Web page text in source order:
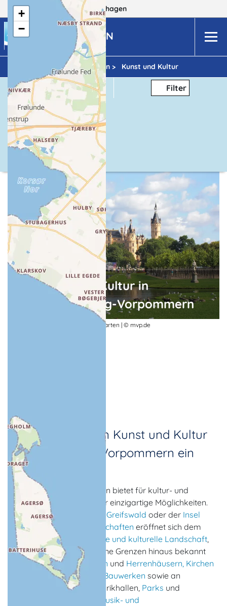
Dein Reiseziel: MV Boltenhagen
BOLTENHAGEN
Urlaubsideen > Kunst und Kultur
Thema Filter
Kunst und Kultur in
Mecklenburg-Vorpommern
Festspiel im Schweriner Schlossgarten | © mvp.de
Für Liebhaber von Kunst und Kultur
ist Mecklenburg-Vorpommern ein
Paradies
Mecklenburg-Vorpommern bietet für kultur- und
kunstinteressierte Urlauber einzigartige Möglichkeiten.
ZwischenLudwigslust Greifswald oder der Insel
Rügen
und den Seenlandschaften eröffnet sich dem
Besucher eine künstlerische und kulturelle Landschaft,
die das Land weit über seine Grenzen hinaus bekannt
gemacht hat. In
Schlössern und Herrenhäusern, Kirchen
und anderenhistorischen Bauwerken sowie an
besonderen Orten wie Fabrikhallen, Parks und
Musik- und
+
−